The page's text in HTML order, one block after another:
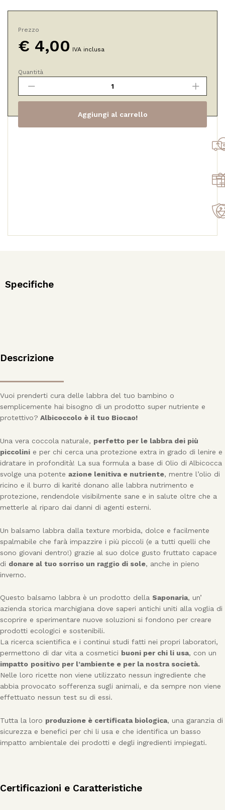
Prezzo
€ 4,00 IVA inclusa
Biocao
Balsamo
Labbra
NEW!
quantità
Quantità
Aggiungi al carrello
Specifiche
Descrizione
Vuoi prenderti cura delle labbra del tuo bambino o
semplicemente hai bisogno di un prodotto super nutriente e
protettivo? Albicoccolo è il tuo Biocao!
Una vera coccola naturale, perfetto per le labbra dei più
piccolini e per chi cerca una protezione extra in grado di lenire e
idratare in profondità! La sua formula a base di Olio di Albicocca
svolge una potente azione lenitiva e nutriente, mentre l’olio di
ricino e il burro di karité donano alle labbra nutrimento e
protezione, rendendole visibilmente sane e in salute oltre che a
metterle al riparo dai danni di agenti esterni.
Un balsamo labbra dalla texture morbida, dolce e facilmente
spalmabile che farà impazzire i più piccoli (e a tutti quelli che
sono giovani dentro!) grazie al suo dolce gusto fruttato capace
di donare al tuo sorriso un raggio di sole, anche in pieno
inverno.
Questo balsamo labbra è un prodotto della Saponaria, un’
azienda storica marchigiana dove saperi antichi uniti alla voglia di
scoprire e sperimentare nuove soluzioni si fondono per creare
prodotti ecologici e sostenibili.
La ricerca scientifica e i continui studi fatti nei propri laboratori,
permettono di dar vita a cosmetici buoni per chi li usa, con un
impatto positivo per l’ambiente e per la nostra società.
Nelle loro ricette non viene utilizzato nessun ingrediente che
abbia provocato sofferenza sugli animali, e da sempre non viene
effettuato nessun test su di essi.
Tutta la loro produzione è certificata biologica, una garanzia di
sicurezza e benefici per chi li usa e che identifica un basso
impatto ambientale dei prodotti e degli ingredienti impiegati.
Certificazioni e Caratteristiche